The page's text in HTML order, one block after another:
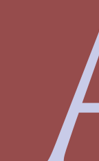
Valois-
Visconti
Wittelsbach
d'Anglure
du